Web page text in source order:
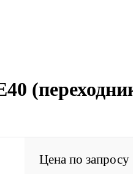
Цена по запросу